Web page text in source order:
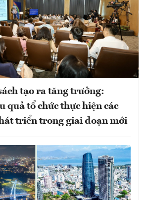
tạo ra tăng trưởng:
quả tổ chức thực hiện các
triển trong giai đoạn mới